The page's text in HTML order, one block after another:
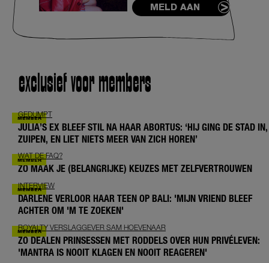
MELD AAN
exclusief voor members
GEDUMPT
JULIA’S EX BLEEF STIL NA HAAR ABORTUS: ‘HIJ GING DE STAD IN,
ZUIPEN, EN LIET NIETS MEER VAN ZICH HOREN’
WAT DE FAQ?
ZO MAAK JE (BELANGRIJKE) KEUZES MET ZELFVERTROUWEN
INTERVIEW
DARLENE VERLOOR HAAR TEEN OP BALI: 'MIJN VRIEND BLEEF
ACHTER OM 'M TE ZOEKEN'
ROYALTY VERSLAGGEVER SAM HOEVENAAR
ZO DEALEN PRINSESSEN MET RODDELS OVER HUN PRIVÉLEVEN:
'MANTRA IS NOOIT KLAGEN EN NOOIT REAGEREN'